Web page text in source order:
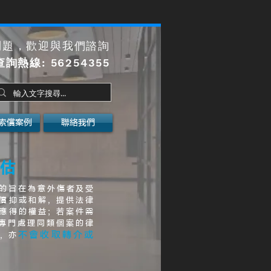
，歡迎與我們諮詢
詢熱線: 56254355
償案例 聯絡我們
旨在為意外傷者及受
抑或和解, 提供法律
得的權益; 若案件需
門處理同類個案的律
亦 不會收取轉介或